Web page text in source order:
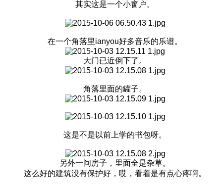
其实这是一个小窗户。
在一个角落里ianyou好多音乐的乐谱。
大门已近倒下了。
角落里面的罐子。
这是不是以前上学的书包呀。
另外一间房子，里面全是杂草。
这么好的建筑没有保护好，哎，看着是有点心疼啊。